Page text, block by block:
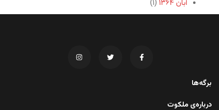
آبان ۱۳۶۴
(۱)
برگه‌ها
درباره‌ی ملکوت